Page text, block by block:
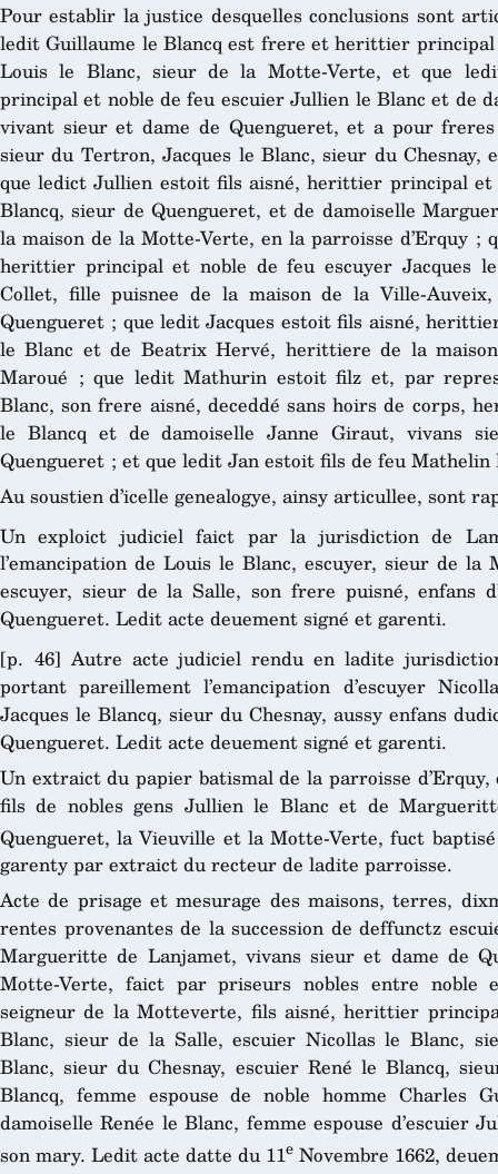
Pour establir la justice desquelles conclusions sont
ledit Guillaume le Blancq est frere et herittier
Louis le Blanc, sieur de la Motte-Verte, et que
principal et noble de feu escuier Jullien le Blanc et de
vivant sieur et dame de Quengueret, et a pour
sieur du Tertron, Jacques le Blanc, sieur du
que ledict Jullien estoit fils aisné, herittier principal et
Blancq, sieur de Quengueret, et de damoiselle
la maison de la Motte-Verte, en la parroisse d’Erquy
herittier principal et noble de feu escuyer Jacques
Collet, fille puisnee de la maison de la Ville-
Quengueret ; que ledit Jacques estoit fils aisné,
le Blanc et de Beatrix Hervé, herittiere de la
Maroué ; que ledit Mathurin estoit filz et, par
Blanc, son frere aisné, deceddé sans hoirs de corps,
le Blancq et de damoiselle Janne Giraut, vivans
Quengueret ; et que ledit Jan estoit fils de feu Mathelin
Au soustien d’icelle genealogye, ainsy articullee, sont
Un exploict judiciel faict par la jurisdiction de
l’emancipation de Louis le Blanc, escuyer, sieur de
escuyer, sieur de la Salle, son frere puisné, enfans
Quengueret. Ledit acte deuement signé et garenti.
[p. 46] Autre acte judiciel rendu en ladite
portant pareillement l’emancipation d’escuyer
Jacques le Blancq, sieur du Chesnay, aussy enfans
Quengueret. Ledit acte deuement signé et garenti.
Un extraict du papier batismal de la parroisse d’Erquy,
fils de nobles gens Jullien le Blanc et de
Quengueret, la Vieuville et la Motte-Verte, fuct
garenty par extraict du recteur de ladite parroisse.
Acte de prisage et mesurage des maisons, terres,
rentes provenantes de la succession de deffunctz
Margueritte de Lanjamet, vivans sieur et dame de
Motte-Verte, faict par priseurs nobles entre
seigneur de la Motteverte, fils aisné, herittier
Blanc, sieur de la Salle, escuier Nicollas le Blanc,
Blanc, sieur du Chesnay, escuier René le Blancq,
Blancq, femme espouse de noble homme Charles
damoiselle Renée le Blanc, femme espouse d’escuier
son mary. Ledit acte datte du 11e Novembre 1662,